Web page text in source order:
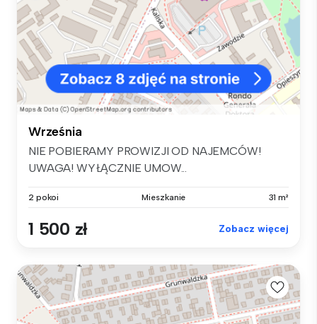
Września
NIE POBIERAMY PROWIZJI OD NAJEMCÓW!
UWAGA! WYŁĄCZNIE UMOW...
2 pokoi Mieszkanie 31 m²
1 500 zł Zobacz więcej